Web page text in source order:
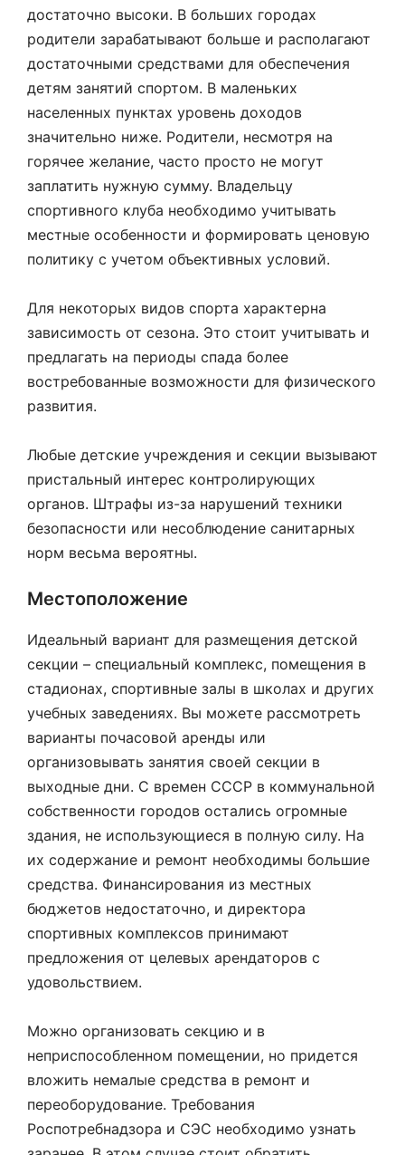
достаточно высоки. В больших городах
родители зарабатывают больше и располагают
достаточными средствами для обеспечения
детям занятий спортом. В маленьких
населенных пунктах уровень доходов
значительно ниже. Родители, несмотря на
горячее желание, часто просто не могут
заплатить нужную сумму. Владельцу
спортивного клуба необходимо учитывать
местные особенности и формировать ценовую
политику с учетом объективных условий.
Для некоторых видов спорта характерна
зависимость от сезона. Это стоит учитывать и
предлагать на периоды спада более
востребованные возможности для физического
развития.
Любые детские учреждения и секции вызывают
пристальный интерес контролирующих
органов. Штрафы из-за нарушений техники
безопасности или несоблюдение санитарных
норм весьма вероятны.
Местоположение
Идеальный вариант для размещения детской
секции – специальный комплекс, помещения в
стадионах, спортивные залы в школах и других
учебных заведениях. Вы можете рассмотреть
варианты почасовой аренды или
организовывать занятия своей секции в
выходные дни. С времен СССР в коммунальной
собственности городов остались огромные
здания, не использующиеся в полную силу. На
их содержание и ремонт необходимы большие
средства. Финансирования из местных
бюджетов недостаточно, и директора
спортивных комплексов принимают
предложения от целевых арендаторов с
удовольствием.
Можно организовать секцию и в
неприспособленном помещении, но придется
вложить немалые средства в ремонт и
переоборудование. Требования
Роспотребнадзора и СЭС необходимо узнать